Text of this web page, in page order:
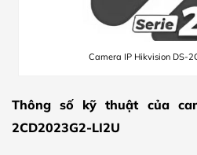
Camera IP Hikvision DS-
Thông số kỹ thuật của
2CD2023G2-LI2U